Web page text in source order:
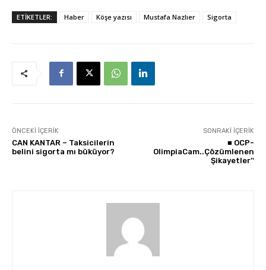
ETİKETLER: Haber Köşe yazısı Mustafa Nazlıer Sigorta
ÖNCEKI İÇERIK
CAN KANTAR – Taksicilerin
belini sigorta mı büküyor?
SONRAKI İÇERIK
■ OCP-
OlimpiaCam..Çözümlenen
Şikayetler''